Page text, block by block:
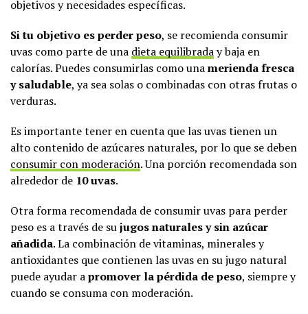
objetivos y necesidades específicas.
Si tu objetivo es perder peso, se recomienda consumir
uvas como parte de una dieta equilibraday baja en
calorías. Puedes consumirlas como unamerienda fresca
y saludable, ya sea solas o combinadas con otras frutas o
verduras.
Es importante tener en cuenta que las uvas tienen un
alto contenido de azúcares naturales, por lo que se deben
consumir con moderación. Una porción recomendada son
alrededor de 10 uvas.
Otra forma recomendada de consumir uvas para perder
peso es a través de sujugos naturales y sin azúcar
añadida. La combinación de vitaminas, minerales y
antioxidantes que contienen las uvas en su jugo natural
puede ayudar apromover la pérdida de peso, siempre y
cuando se consuma con moderación.